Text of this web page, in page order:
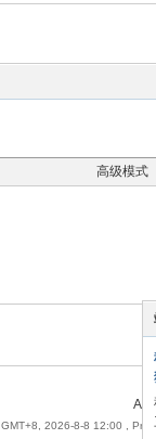
高级模式
GMT+8, 2026-8-8 12:00 ,